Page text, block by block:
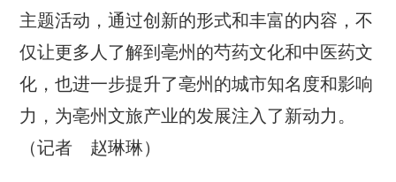
主题活动，通过创新的形式和丰富的内容，不
仅让更多人了解到亳州的芍药文化和中医药文
化，也进一步提升了亳州的城市知名度和影响
力，为亳州文旅产业的发展注入了新动力。
（记者 赵琳琳）